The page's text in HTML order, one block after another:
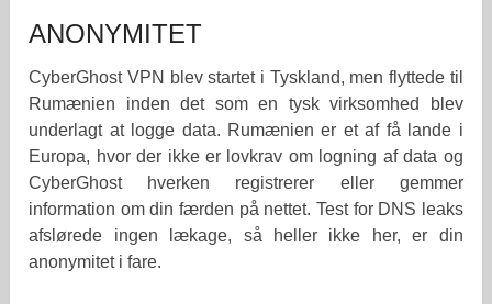
ANONYMITET
CyberGhost VPN blev startet i Tyskland, men flyttede til
Rumænien inden det som en tysk virksomhed blev
underlagt at logge data. Rumænien er et af få lande i
Europa, hvor der ikke er lovkrav om logning af data og
CyberGhost hverken registrerer eller gemmer
information om din færden på nettet. Test for DNS leaks
afslørede ingen lækage, så heller ikke her, er din
anonymitet i fare.